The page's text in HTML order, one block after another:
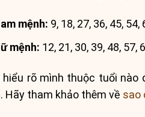
mệnh: 9, 18, 27, 36, 45,
mệnh: 12, 21, 30, 39, 48, 57,
hiểu rõ mình thuộc tuổi
Hãy tham khảo thêm về sao